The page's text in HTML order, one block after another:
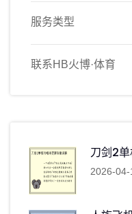
服务类型
联系HB火博·体育
刀剑2
2026-